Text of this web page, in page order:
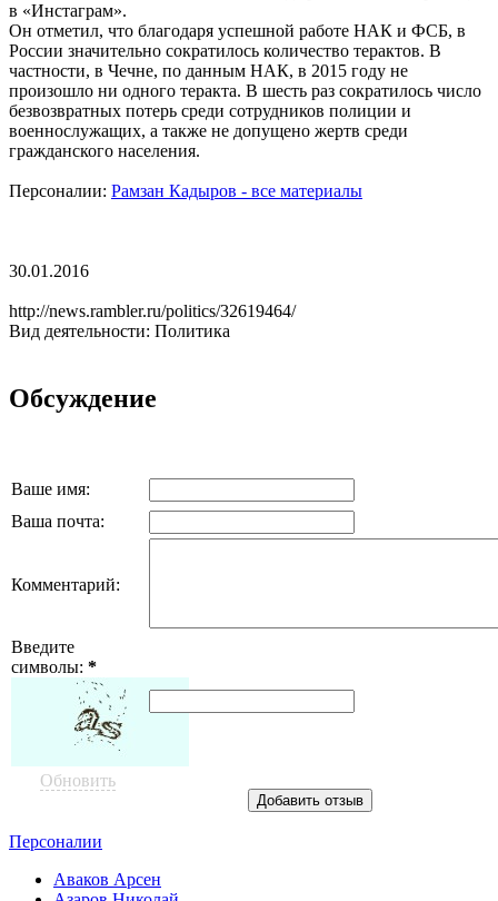
в «Инстаграм».
Он отметил, что благодаря успешной работе НАК и ФСБ, в
России значительно сократилось количество терактов. В
частности, в Чечне, по данным НАК, в 2015 году не
произошло ни одного теракта. В шесть раз сократилось число
безвозвратных потерь среди сотрудников полиции и
военнослужащих, а также не допущено жертв среди
гражданского населения.
Персоналии: Рамзан Кадыров - все материалы
30.01.2016
http://news.rambler.ru/politics/32619464/
Вид деятельности: Политика
Обсуждение
Ваше имя:
Ваша почта:
Комментарий:
Введите
символы: *
Обновить
Персоналии
Аваков Арсен